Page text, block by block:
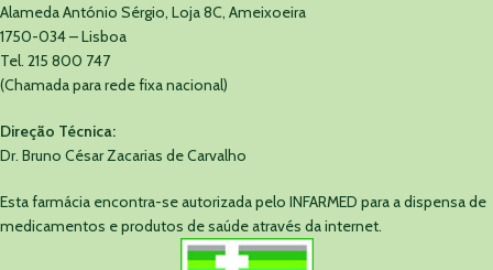
Alameda António Sérgio, Loja 8C, Ameixoeira
1750-034 – Lisboa
Tel. 215 800 747
(Chamada para rede fixa nacional)
Direção Técnica:
Dr. Bruno César Zacarias de Carvalho
Esta farmácia encontra-se autorizada pelo INFARMED para a dispensa de
medicamentos e produtos de saúde através da internet.